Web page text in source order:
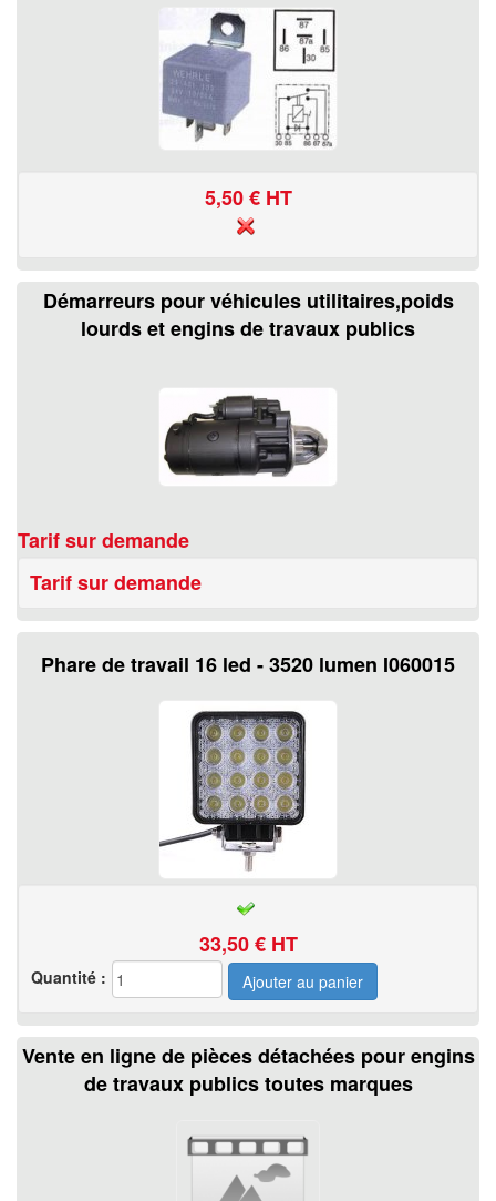
5,50€ HT
Démarreurs pour véhicules utilitaires,poids
lourds et engins de travaux publics
Tarif sur demande
Tarif sur demande
Phare de travail 16 led - 3520 lumen I060015
33,50€ HT
Quantité :
Vente en ligne de pièces détachées pour engins
de travaux publics toutes marques